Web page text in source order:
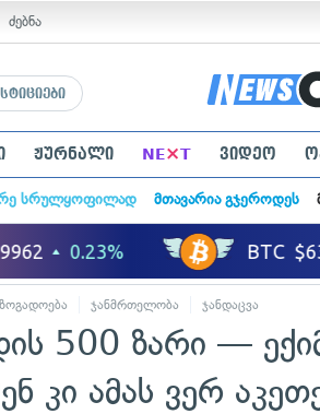
ძებნა
ჟურნალი NE×T ვიდეო
სრულყოფილად მთავარია გჯეროდეს
ჯანმრთელობა ჯანდაცვა
500 ზარი —
კი ამას ვერ